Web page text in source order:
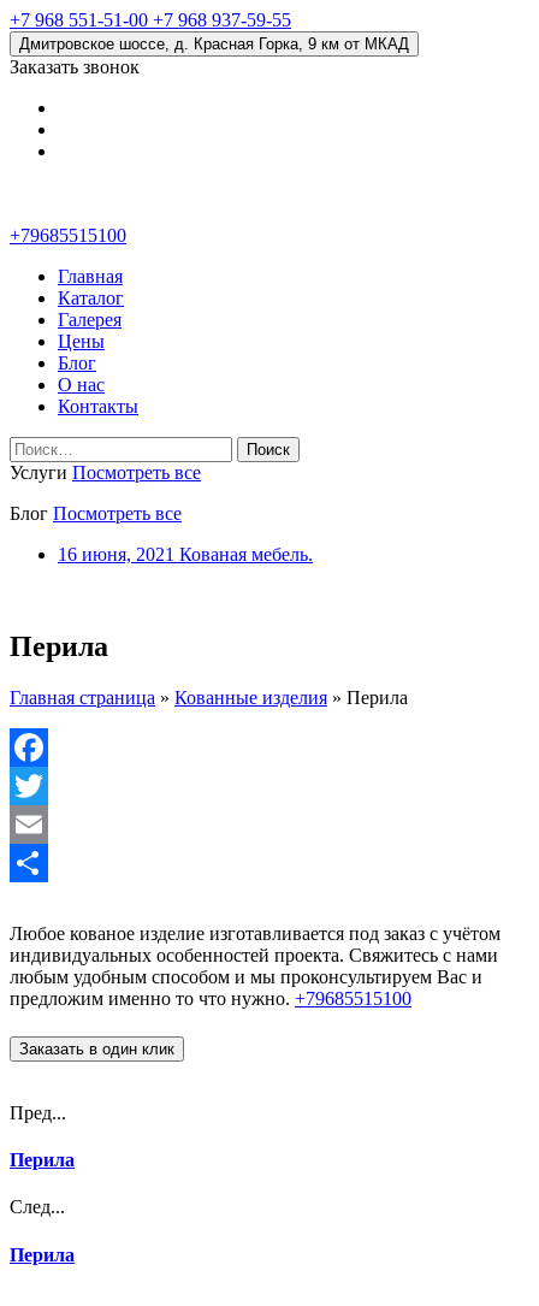
+7 968 551-51-00 +7 968 937-59-55
Дмитровское шоссе, д. Красная Горка, 9 км от МКАД
Заказать звонок
+79685515100
Главная
Каталог
Галерея
Цены
Блог
О нас
Контакты
Найти:
Услуги Посмотреть все
Блог Посмотреть все
16 июня, 2021 Кованая мебель.
Перила
Главная страница » Кованные изделия » Перила
Facebook
Twitter
Email
Любое кованое изделие изготавливается под заказ с учётом
индивидуальных особенностей проекта. Свяжитесь с нами
любым удобным способом и мы проконсультируем Вас и
предложим именно то что нужно. +79685515100
Заказать в один клик
Пред...
Перила
След...
Перила